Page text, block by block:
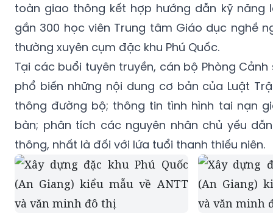
toàn giao thông kết hợp hướng dẫn kỹ năng
gần 300 học viên Trung tâm Giáo dục nghề
thường xuyên cụm đặc khu Phú Quốc.
Tại các buổi tuyên truyền, cán bộ Phòng
phổ biến những nội dung cơ bản của Luật
thông đường bộ; thông tin tình hình tai nạn
bàn; phân tích các nguyên nhân chủ yếu
thông, nhất là đối với lứa tuổi thanh thiếu niên.